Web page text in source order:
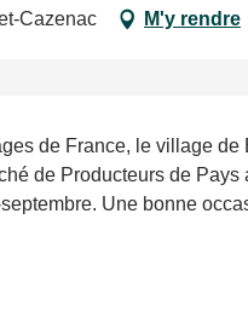
Cazenac M'y rendre
de France, le village de
de Producteurs de
Une bonne